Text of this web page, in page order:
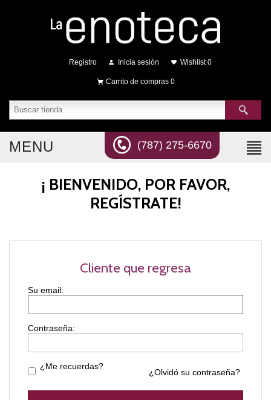
Registro Inicia sesión Wishlist 0
Carrito de compras 0
(787) 275-6670
MENU
¡ BIENVENIDO, POR FAVOR,
REGÍSTRATE!
Cliente que regresa
Contraseña:
¿Me recuerdas?
¿Olvidó su contraseña?